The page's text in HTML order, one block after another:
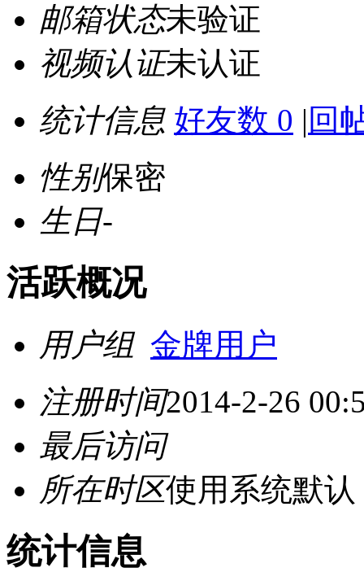
邮箱状态未验证
视频认证未认证
统计信息 好友数 0 | 回
性别保密
生日-
活跃概况
用户组 金牌用户
注册时间2014-2-26
最后访问
所在时区使用系统默认
统计信息